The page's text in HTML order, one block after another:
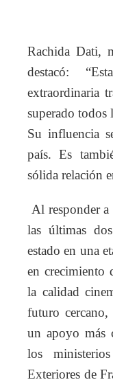
Rachida Dati,
destacó:
extraordinaria
superado todos
Su influencia
país. Es
sólida relación
Al responder
las últimas
estado en una
en crecimiento
la calidad
futuro cercano,
un apoyo más
los
Exteriores de